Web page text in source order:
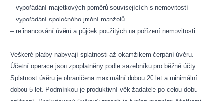
– vypořádání majetkových poměrů souvisejících s nemovitostí
– vypořádání společného jmění manželů
– refinancování úvěrů a půjček použitých na pořízení nemovitosti
Veškeré platby nabývají splatnosti až okamžikem čerpání úvěru.
Účetní operace jsou zpoplatněny podle sazebníku pro běžné účty.
Splatnost úvěru je ohraničena maximální dobou 20 let a minimální
dobou 5 let. Podmínkou je produktivní věk žadatele po celou dobu